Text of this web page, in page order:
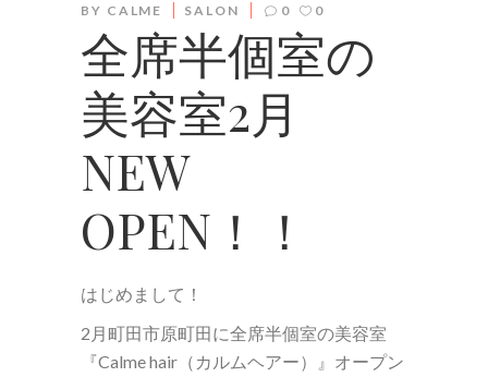
BY CALME SALON 0 0
全席半個室の
美容室2月
NEW
OPEN！！
はじめまして！
2月町田市原町田に全席半個室の美容室
『Calme hair（カルムヘアー）』オープン